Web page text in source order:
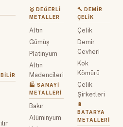
🥇 DEĞERLI
METALLER
Altın
Gümüş
Platinyum
Altın
Madencileri
🏭 SANAYI
METALLERI
Bakır
Alüminyum
🔨 DEMIR
ÇELIK
Çelik
Demir
Cevheri
Kok
Kömürü
Çelik
Şirketleri
🔋
BATARYA
METALLERI